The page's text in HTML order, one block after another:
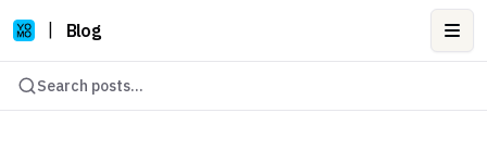
Blog
Search posts...